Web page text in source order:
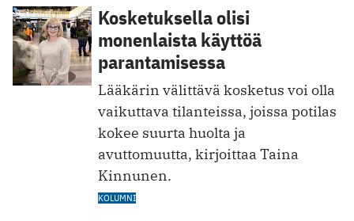
Kosketuksella olisi
monenlaista käyttöä
parantamisessa
Lääkärin välittävä kosketus voi olla
vaikuttava tilanteissa, joissa potilas
kokee suurta huolta ja
avuttomuutta, kirjoittaa Taina
Kinnunen.
KOLUMNI